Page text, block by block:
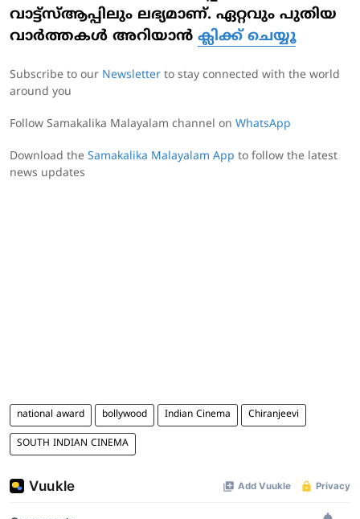
വാട്ട്‌സ്ആപ്പിലും ലഭ്യമാണ്. ഏറ്റവും പുതിയ
വാർത്തകൾ അറിയാൻ ക്ലിക്ക് ചെയ്യൂ
Subscribe to our Newsletter to stay connected with the world
around you
Follow Samakalika Malayalam channel on WhatsApp
Download the Samakalika Malayalam App to follow the latest
news updates
national award bollywood Indian Cinema Chiranjeevi
SOUTH INDIAN CINEMA